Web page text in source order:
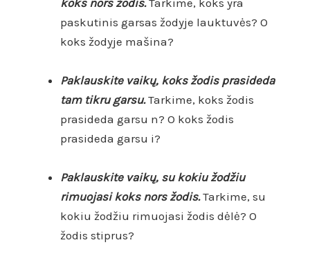
koks nors žodis.Tarkime, koks yra
paskutinis garsas žodyje lauktuvės? O
koks žodyje mašina?
Paklauskite vaikų, koks žodis prasideda
tam tikru garsu.Tarkime, koks žodis
prasideda garsu n? O koks žodis
prasideda garsu i?
Paklauskite vaikų, su kokiu žodžiu
rimuojasi koks nors žodis.Tarkime, su
kokiu žodžiu rimuojasi žodis dėlė? O
žodis stiprus?